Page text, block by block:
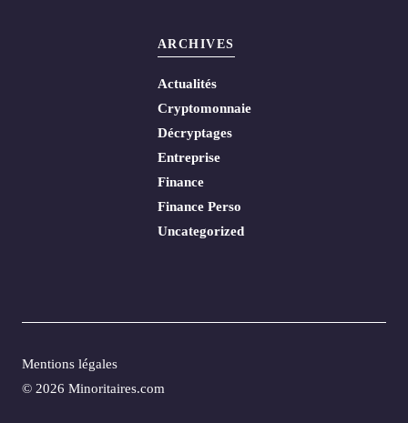
ARCHIVES
Actualités
Cryptomonnaie
Décryptages
Entreprise
Finance
Finance Perso
Uncategorized
© 2026 Minoritaires.com
Mentions légales